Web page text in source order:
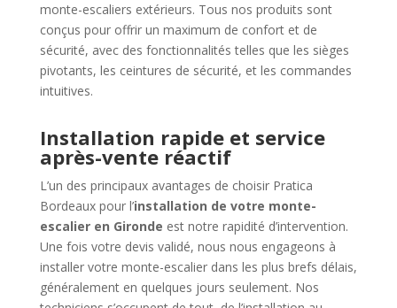
monte-escaliers extérieurs. Tous nos produits sont
conçus pour offrir un maximum de confort et de
sécurité, avec des fonctionnalités telles que les sièges
pivotants, les ceintures de sécurité, et les commandes
intuitives.
Installation rapide et service
après-vente réactif
L’un des principaux avantages de choisir Pratica
Bordeaux pour l’installation de votre monte-
escalier en Gironde est notre rapidité d’intervention.
Une fois votre devis validé, nous nous engageons à
installer votre monte-escalier dans les plus brefs délais,
généralement en quelques jours seulement. Nos